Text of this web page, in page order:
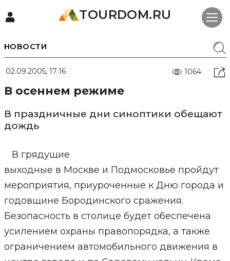
TOURDOM.RU
НОВОСТИ
02.09.2005, 17:16 1064
В осеннем режиме
В праздничные дни синоптики обещают
дождь
В грядущие
выходные в Москве и Подмосковье пройдут
мероприятия, приуроченные к Дню города и
годовщине Бородинского сражения.
Безопасность в столице будет обеспечена
усилением охраны правопорядка, а также
ограничением автомобильного движения в